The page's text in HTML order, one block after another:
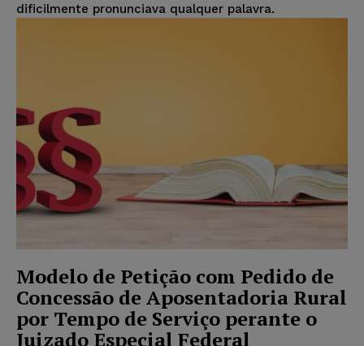
dificilmente pronunciava qualquer palavra.
Modelo de Petição com Pedido de
Concessão de Aposentadoria Rural
por Tempo de Serviço perante o
Juizado Especial Federal